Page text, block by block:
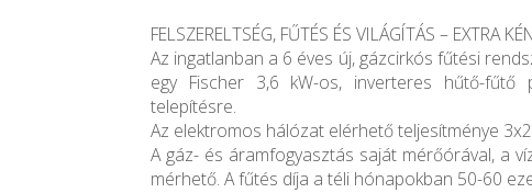
FELSZERELTSÉG, FŰTÉS ÉS VILÁGÍTÁS – EXTRA
Az ingatlanban a 6 éves új, gázcirkós fűtési
egy Fischer 3,6 kW-os, inverteres hűtő-fűtő
telepítésre.
Az elektromos hálózat elérhető teljesítménye
A gáz- és áramfogyasztás saját mérőórával, a
mérhető. A fűtés díja a téli hónapokban 50-60